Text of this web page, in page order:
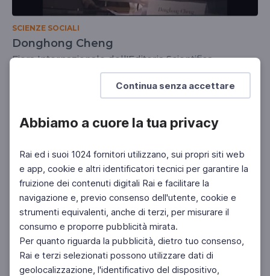
Continua senza accettare
Abbiamo a cuore la tua privacy
Rai ed i suoi 1024 fornitori utilizzano, sui propri siti web
e app, cookie e altri identificatori tecnici per garantire la
fruizione dei contenuti digitali Rai e facilitare la
navigazione e, previo consenso dell'utente, cookie e
strumenti equivalenti, anche di terzi, per misurare il
consumo e proporre pubblicità mirata.
Per quanto riguarda la pubblicità, dietro tuo consenso,
Rai e terzi selezionati possono utilizzare dati di
geolocalizzazione, l'identificativo del dispositivo,
SCIENZE SOCIALI
Donghong Cheng
Fiera Internazionale dell'Editoria Scientifica